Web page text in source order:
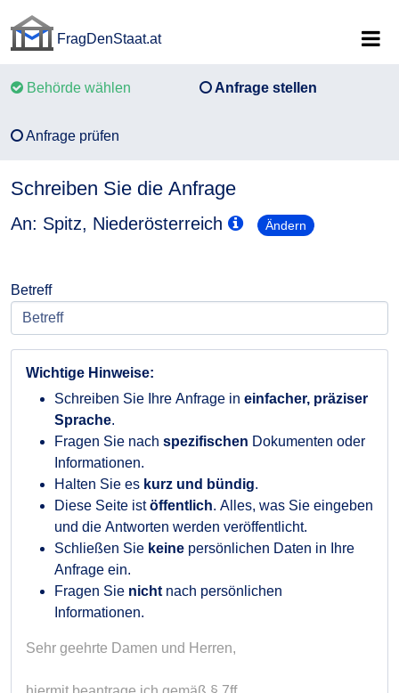
FragDenStaat.at
Behörde wählen Anfrage stellen
Anfrage prüfen
Schreiben Sie die Anfrage
An: Spitz, Niederösterreich Ändern
Betreff
Wichtige Hinweise:
Schreiben Sie Ihre Anfrage in einfacher, präziser
Sprache.
Fragen Sie nach spezifischen Dokumenten oder
Informationen.
Halten Sie es kurz und bündig.
Diese Seite istöffentlich. Alles, was Sie eingeben
und die Antworten werden veröffentlicht.
Schließen Sie keine persönlichen Daten in Ihre
Anfrage ein.
Fragen Sie nicht nach persönlichen
Informationen.
Sehr geehrte Damen und Herren,